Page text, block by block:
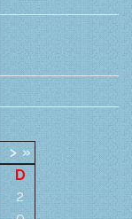
> »
D
2